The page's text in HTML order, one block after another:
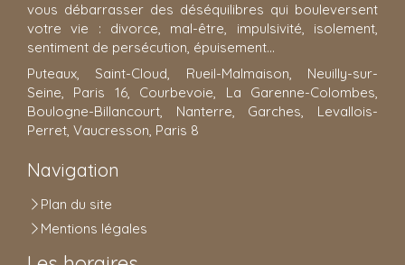
vous débarrasser des déséquilibres qui bouleversent
votre vie : divorce, mal-être, impulsivité, isolement,
sentiment de persécution, épuisement...
Puteaux, Saint-Cloud, Rueil-Malmaison, Neuilly-sur-
Seine, Paris 16, Courbevoie, La Garenne-Colombes,
Boulogne-Billancourt, Nanterre, Garches, Levallois-
Perret, Vaucresson, Paris 8
Navigation
Plan du site
Mentions légales